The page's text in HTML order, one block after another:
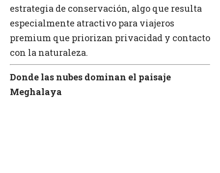
estrategia de conservación, algo que resulta
especialmente atractivo para viajeros
premium que priorizan privacidad y contacto
con la naturaleza.
Donde las nubes dominan el paisaje
Meghalaya